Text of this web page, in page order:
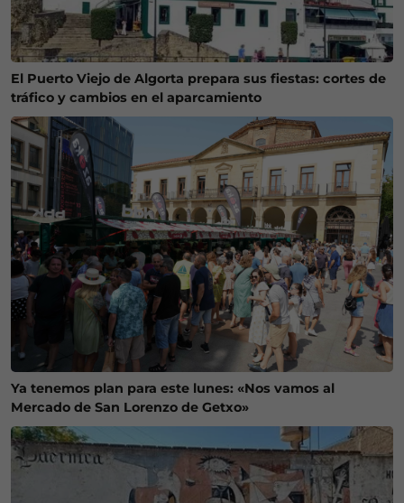
El Puerto Viejo de Algorta prepara sus fiestas: cortes de
tráfico y cambios en el aparcamiento
Ya tenemos plan para este lunes: «Nos vamos al
Mercado de San Lorenzo de Getxo»